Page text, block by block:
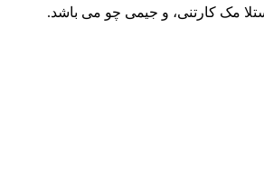
مک کارتنی، و جیمی چو می باشد.